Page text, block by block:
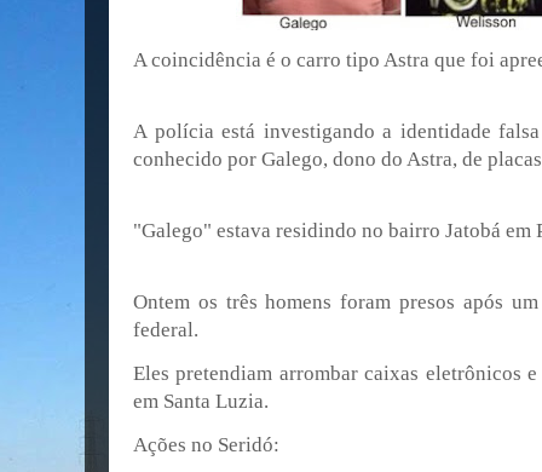
A coincidência é o carro tipo Astra que foi
A polícia está investigando a identidade
conhecido por Galego, dono do Astra, de
"Galego" estava residindo no bairro Jatobá em
Ontem os três homens foram presos após
federal.
Eles pretendiam arrombar caixas eletrônicos
em Santa Luzia.
Ações no Seridó: